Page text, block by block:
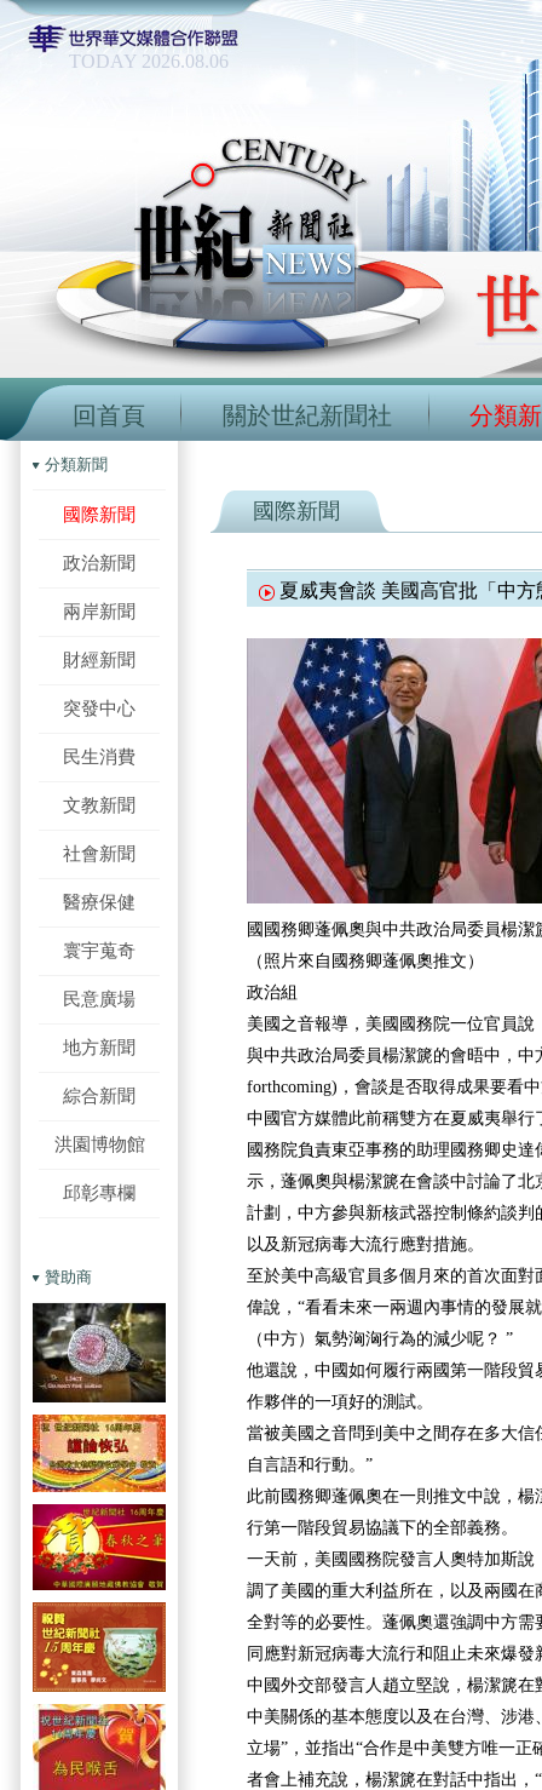
TODAY 2026.08.06
回首頁 關於世紀新聞社 分類
分類新聞
國際新聞
政治新聞
兩岸新聞
財經新聞
突發中心
民生消費
文教新聞
社會新聞
醫療保健
寰宇蒐奇
民意廣場
地方新聞
綜合新聞
洪園博物館
邱彰專欄
贊助商
國際新聞
夏威夷會談 美國高官批「中
國國務卿蓬佩奧與中共政治局委員楊潔
（照片來自國務卿蓬佩奧推文）
政治組
美國之音報導，美國國務院一位官員說
與中共政治局委員楊潔篪的會晤中，中
forthcoming)，會談是否取得成果要看
中國官方媒體此前稱雙方在夏威夷舉行
國務院負責東亞事務的助理國務卿史
示，蓬佩奧與楊潔篪在會談中討論了
計劃，中方參與新核武器控制條約談
以及新冠病毒大流行應對措施。
至於美中高級官員多個月來的首次面
偉說，“看看未來一兩週內事情的發展
（中方）氣勢洶洶行為的減少呢？ ”
他還說，中國如何履行兩國第一階段
作夥伴的一項好的測試。
當被美國之音問到美中之間存在多大信
自言語和行動。”
此前國務卿蓬佩奧在一則推文中說，
行第一階段貿易協議下的全部義務。
一天前，美國國務院發言人奧特加斯
調了美國的重大利益所在，以及兩國
全對等的必要性。蓬佩奧還強調中方
同應對新冠病毒大流行和阻止未來爆發
中國外交部發言人趙立堅說，楊潔篪在
中美關係的基本態度以及在台灣、涉
立場”，並指出“合作是中美雙方唯一正
者會上補充說，楊潔篪在對話中指出，